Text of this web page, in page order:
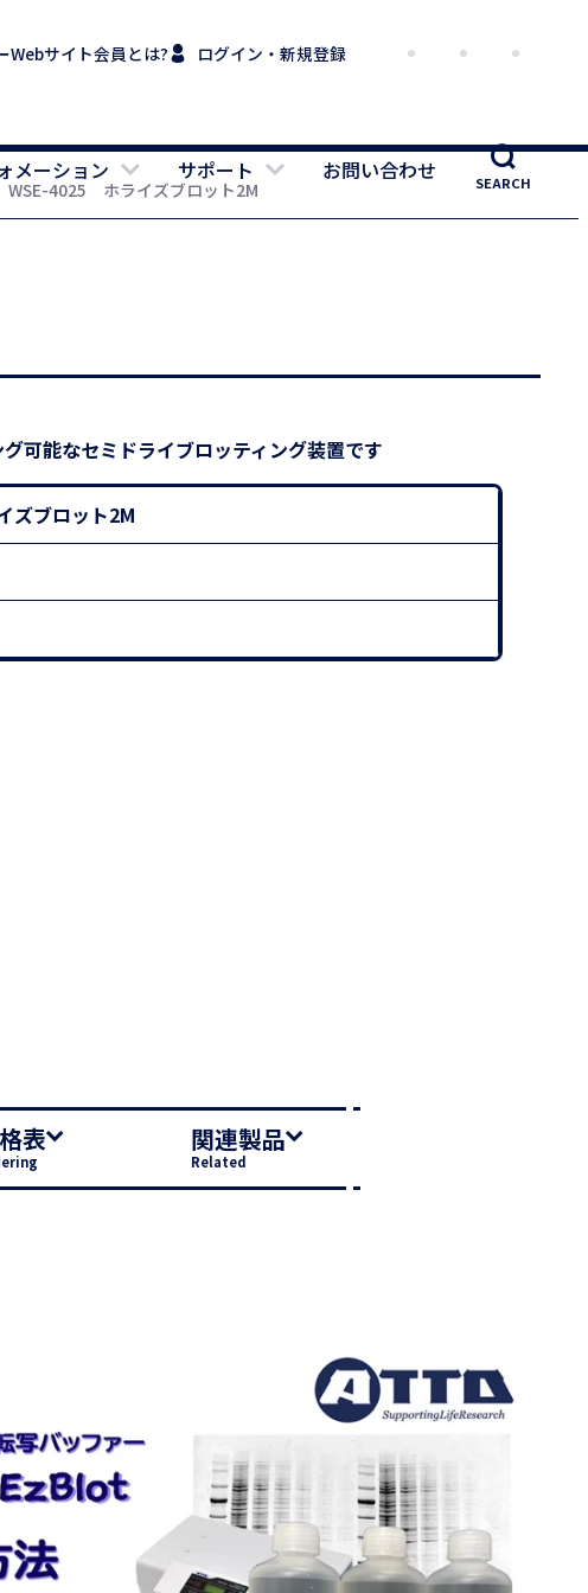
Webサイト会員とは? ログイン・新規登録
メーション サポート お問い合わせ SEARCH
WSE-4025 ホライズブロット2M
可能なセミドライブロッティング装置です
ブロット2M
表 関連製品
Related